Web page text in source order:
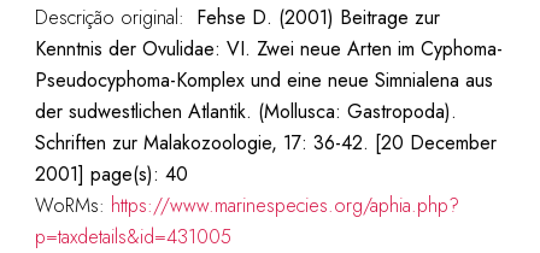
Descrição original: Fehse D. (2001) Beitrage zur
Kenntnis der Ovulidae: VI. Zwei neue Arten im Cyphoma-
Pseudocyphoma-Komplex und eine neue Simnialena aus
der sudwestlichen Atlantik. (Mollusca: Gastropoda).
Schriften zur Malakozoologie, 17: 36-42. [20 December
2001] page(s): 40
WoRMs: https://www.marinespecies.org/aphia.php?
p=taxdetails&id=431005